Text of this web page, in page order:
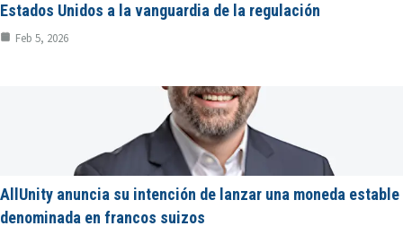
Estados Unidos a la vanguardia de la regulación
Feb 5, 2026
AllUnity anuncia su intención de lanzar una moneda estable
denominada en francos suizos